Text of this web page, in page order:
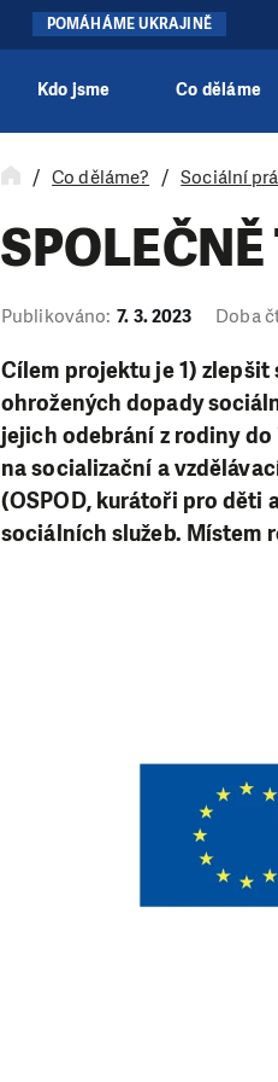
POMÁHÁME UKRAJINĚ
Kdo jsme Co děláme
Co děláme? Sociální
Publikováno: 7. 3. 2023 Doba
Cílem projektu je 1)
ohrožených dopady
jejich odebrání z rodiny
na socializační a
(OSPOD, kurátoři pro děti
sociálních služeb. Místem